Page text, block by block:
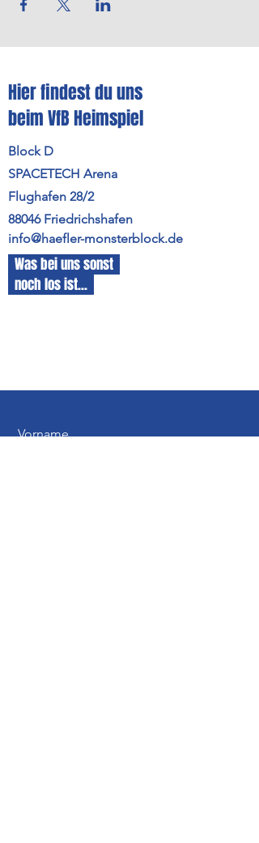
Hier findest du uns
beim VfB Heimspiel
Block D
SPACETECH Arena
Flughafen 28/2
88046 Friedrichshafen
info@haefler-monsterblock.de
Was bei uns sonst
noch los ist...
Vorname